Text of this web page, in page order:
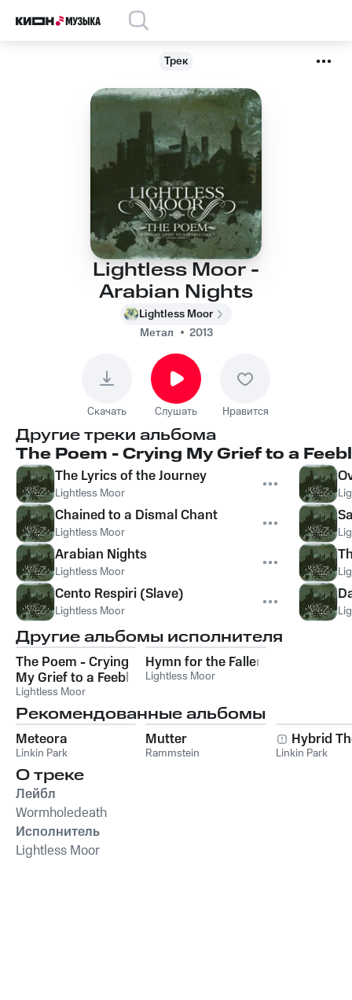
Трек
Lightless Moor -
Arabian Nights
Lightless Moor
Метал
2013
Скачать Слушать Нравится
Другие треки альбома
The Poem - Crying My Grief to a
The Lyrics of the Journey
Lightless Moor
Chained to a Dismal Chant
Lightless Moor
Arabian Nights
Lightless Moor
Cento Respiri (Slave)
Lightless Moor
Другие альбомы исполнителя
The Poem - Crying
My Grief to a Feeble
Dawn
Lightless Moor
Hymn for the Fallen
Lightless Moor
Рекомендованные альбомы
Meteora
Linkin Park
Mutter
Rammstein
Hybrid
Linkin Park
О треке
Лейбл
Wormholedeath
Исполнитель
Lightless Moor